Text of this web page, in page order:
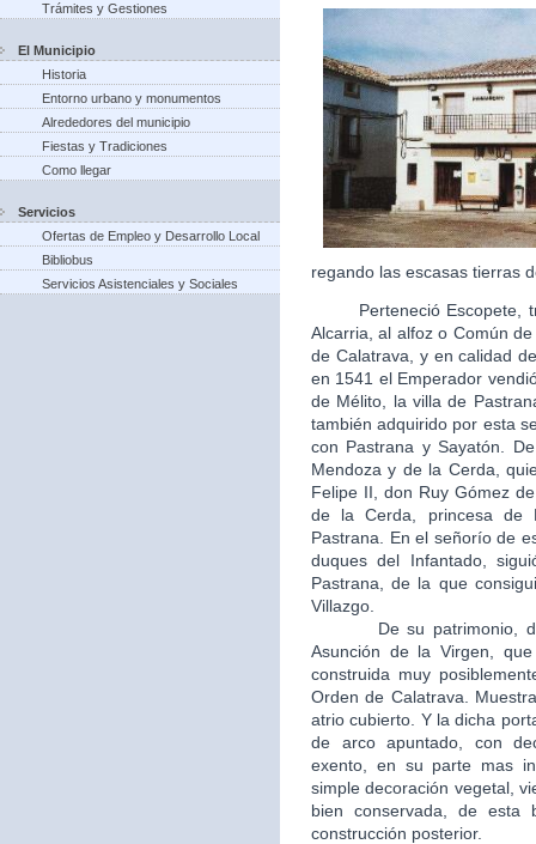
Trámites y Gestiones
El Municipio
Historia
Entorno urbano y monumentos
Alrededores del municipio
Fiestas y Tradiciones
Como llegar
Servicios
Ofertas de Empleo y Desarrollo Local
Bibliobus
Servicios Asistenciales y Sociales
regando las escasas tierras
Perteneció Escopete,
Alcarria, al alfoz o Común
de Calatrava, y en calidad
en 1541 el Emperador
de Mélito, la villa de
también adquirido por esta
con Pastrana y Sayatón.
Mendoza y de la Cerda,
Felipe II, don Ruy Gómez
de la Cerda, princesa de
Pastrana. En el señorío de
duques del Infantado,
Pastrana, de la que
Villazgo.
De su patrimonio,
Asunción de la Virgen,
construida muy
Orden de Calatrava.
atrio cubierto. Y la dicha
de arco apuntado, con
exento, en su parte mas
simple decoración vegetal,
bien conservada, de
construcción posterior.